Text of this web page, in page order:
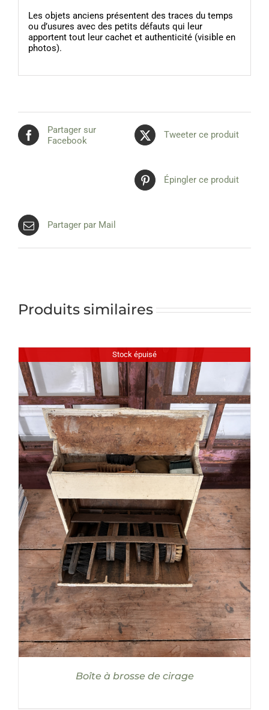
Les objets anciens présentent des traces du temps
ou d’usures avec des petits défauts qui leur
apportent tout leur cachet et authenticité (visible en
photos).
Partager sur
Facebook
Tweeter ce produit
Épingler ce produit
Partager par Mail
Produits similaires
Stock épuisé
DÉTAILS
Boîte à brosse de cirage